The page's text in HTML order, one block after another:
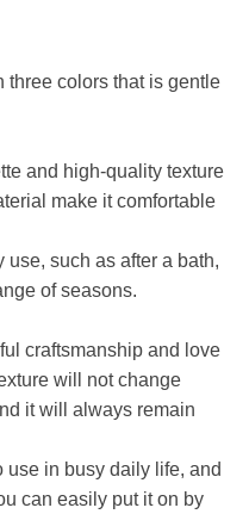
three colors that is gentle
and high-quality texture
make it comfortable
such as after a bath,
of seasons.
craftsmanship and love
will not change
it will always remain
use in busy daily life, and
can easily put it on by